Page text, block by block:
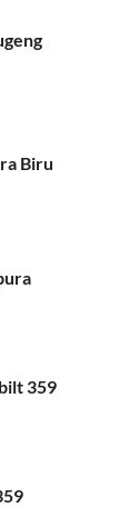
Biru
359